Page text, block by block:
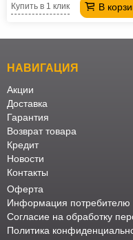
В
Купить в 1 клик
НАВИГАЦИЯ
Акции
Доставка
Гарантия
Возврат товара
Кредит
Новости
Контакты
Оферта
Информация потребителю
Согласие на обработку
Политика